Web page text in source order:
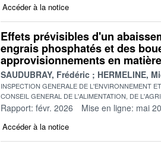
Accéder à la notice
Effets prévisibles d'un
engrais phosphatés et des
approvisionnements en
SAUDUBRAY, Frédéric HERMELINE,
INSPECTION GENERALE DE L'ENVIRONNEMENT
CONSEIL GENERAL DE L'ALIMENTATION, DE
Rapport: févr. 2026 Mise en ligne: mai
Accéder à la notice